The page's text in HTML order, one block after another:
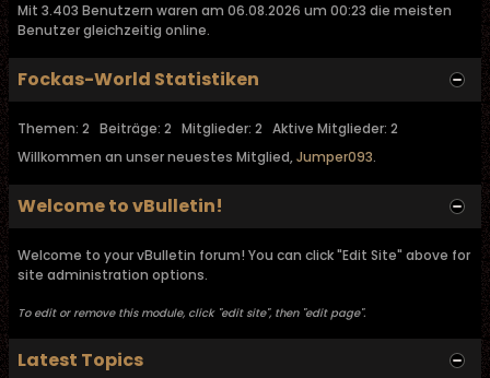
Mit 3.403 Benutzern waren am 06.08.2026 um 00:23 die meisten
Benutzer gleichzeitig online.
Fockas-World Statistiken
Themen: 2 Beiträge: 2 Mitglieder: 2 Aktive Mitglieder: 2
Willkommen an unser neuestes Mitglied,Jumper093.
Welcome to vBulletin!
Welcome to your vBulletin forum! You can click "Edit Site" above for
site administration options.
To edit or remove this module, click "edit site", then "edit page".
Latest Topics